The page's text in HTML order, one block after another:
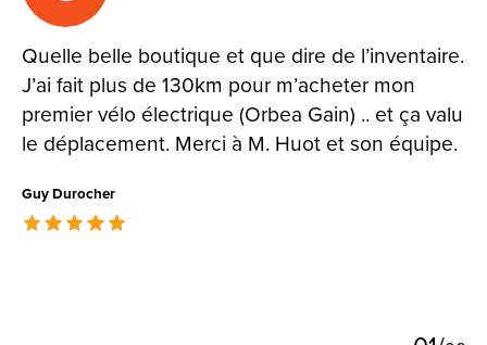
Quelle belle boutique et que dire de l’inventaire.
J’ai fait plus de 130km pour m’acheter mon
premier vélo électrique (Orbea Gain) .. et ça valu
le déplacement. Merci à M. Huot et son équipe.
Guy Durocher
The rating of this product is